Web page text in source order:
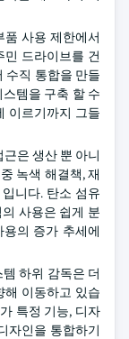
사용 제한에서
드라이브를 건
수직 통합을 만들
템을 구축 할 수
이르기까지 그들
은 생산 뿐 아니
녹색 해결책, 재
니다. 탄소 섬유
사용은 쉽게 분
의 증가 추세에
하위 감독은 더
해 이동하고 있습
특정 기능, 디자
자인을 통합하기